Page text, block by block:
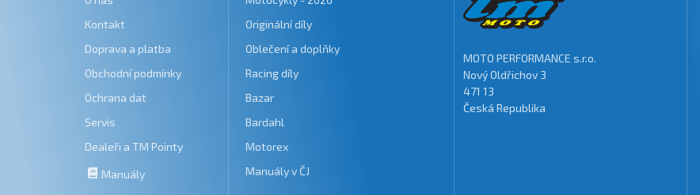
Kontakt
Doprava a platba
Obchodní podmínky
Ochrana dat
Servis
Dealeři a TM Pointy
Manuály
Originální díly
Oblečení a doplňky
Racing díly
Bazar
Bardahl
Motorex
Manuály v ČJ
MOTO PERFORMANCE s.r.o.
Nový Oldřichov 3
471 13
Česká Republika